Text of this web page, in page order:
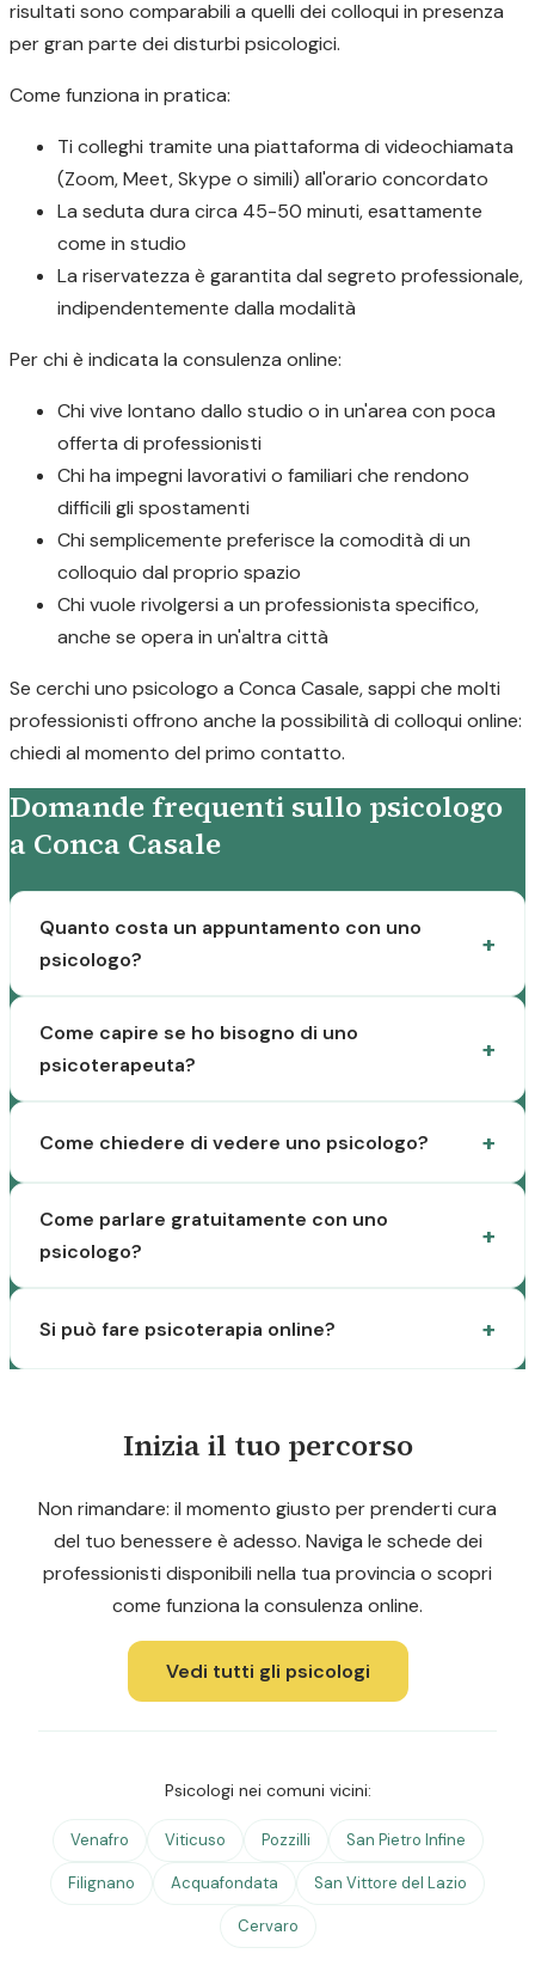
risultati sono comparabili a quelli dei colloqui in presenza
per gran parte dei disturbi psicologici.
Come funziona in pratica:
Ti colleghi tramite una piattaforma di videochiamata
(Zoom, Meet, Skype o simili) all'orario concordato
La seduta dura circa 45-50 minuti, esattamente
come in studio
La riservatezza è garantita dal segreto professionale,
indipendentemente dalla modalità
Per chi è indicata la consulenza online:
Chi vive lontano dallo studio o in un'area con poca
offerta di professionisti
Chi ha impegni lavorativi o familiari che rendono
difficili gli spostamenti
Chi semplicemente preferisce la comodità di un
colloquio dal proprio spazio
Chi vuole rivolgersi a un professionista specifico,
anche se opera in un'altra città
Se cerchi uno psicologo a Conca Casale, sappi che molti
professionisti offrono anche la possibilità di colloqui online:
chiedi al momento del primo contatto.
Domande frequenti sullo psicologo
a Conca Casale
Quanto costa un appuntamento con uno
psicologo?
Come capire se ho bisogno di uno
psicoterapeuta?
Come chiedere di vedere uno psicologo?
Come parlare gratuitamente con uno
psicologo?
Si può fare psicoterapia online?
Inizia il tuo percorso
Non rimandare: il momento giusto per prenderti cura
del tuo benessere è adesso. Naviga le schede dei
professionisti disponibili nella tua provincia o scopri
come funziona la consulenza online.
Vedi tutti gli psicologi
Psicologi nei comuni vicini:
Venafro Viticuso Pozzilli San Pietro Infine
Filignano Acquafondata San Vittore del Lazio
Cervaro